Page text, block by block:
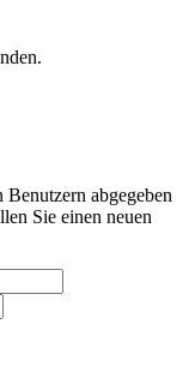
abgegeben
Sie einen neuen